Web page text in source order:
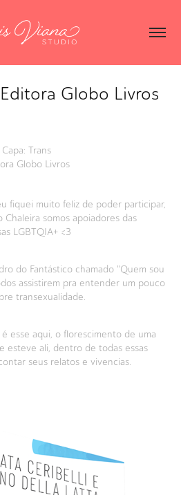
Globo Livros
Capa: Trans
Globo Livros
fiquei muito feliz de poder participar,
Chaleira somos apoiadores das
LGBTQIA+ <3
do Fantástico chamado "Quem sou
assistirem pra entender um pouco
transexualidade.
esse aqui, o florescimento de uma
esteve ali, dentro de todas essas
seus relatos e vivencias.